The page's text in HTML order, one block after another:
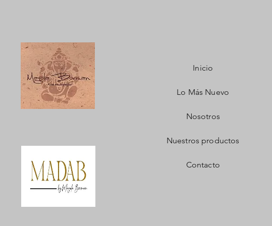
Inicio
Lo Más Nuevo
Nosotros
Nuestros productos
Contacto